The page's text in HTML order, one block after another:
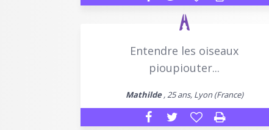
Entendre les oiseaux
pioupiouter...
Mathilde, 25 ans, Lyon (France)